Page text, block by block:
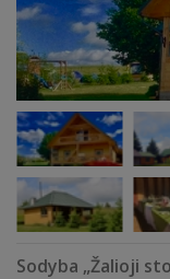
Sodyba „Žalioji